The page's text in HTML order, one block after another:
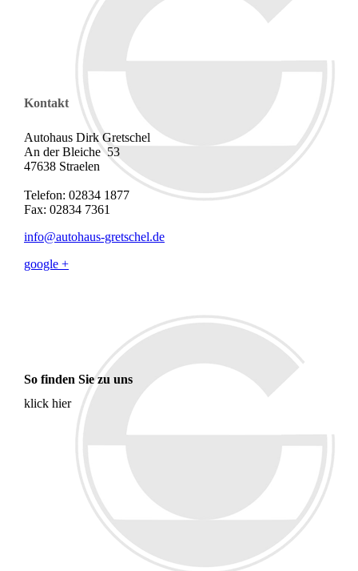
Kontakt
Autohaus Dirk Gretschel
An der Bleiche 53
47638 Straelen
Telefon: 02834 1877
Fax: 02834 7361
info@autohaus-gretschel.de
google +
So finden Sie zu uns
klick hier